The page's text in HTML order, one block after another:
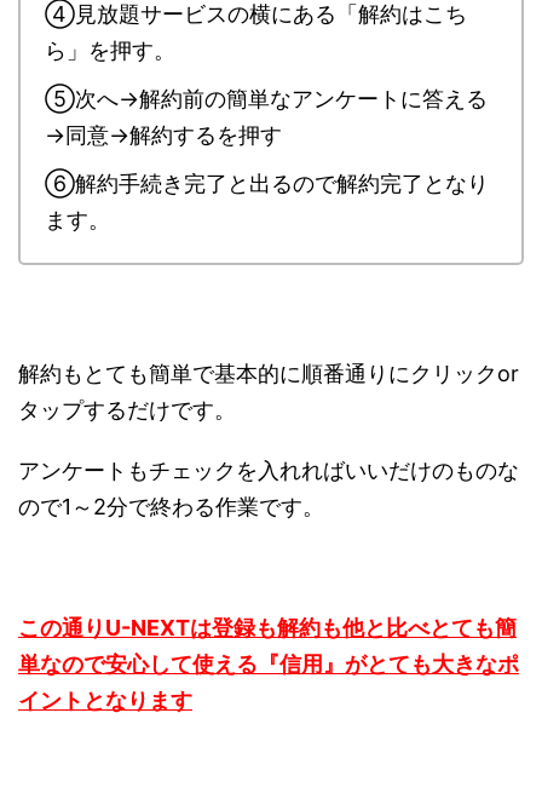
④見放題サービスの横にある「解約はこち
ら」を押す。
⑤次へ→解約前の簡単なアンケートに答える
→同意→解約するを押す
⑥解約手続き完了と出るので解約完了となり
ます。
解約もとても簡単で基本的に順番通りにクリックor
タップするだけです。
アンケートもチェックを入れればいいだけのものな
ので1～2分で終わる作業です。
この通りU-NEXTは登録も解約も他と比べとても簡
単なので安心して使える『信用』がとても大きなポ
イントとなります